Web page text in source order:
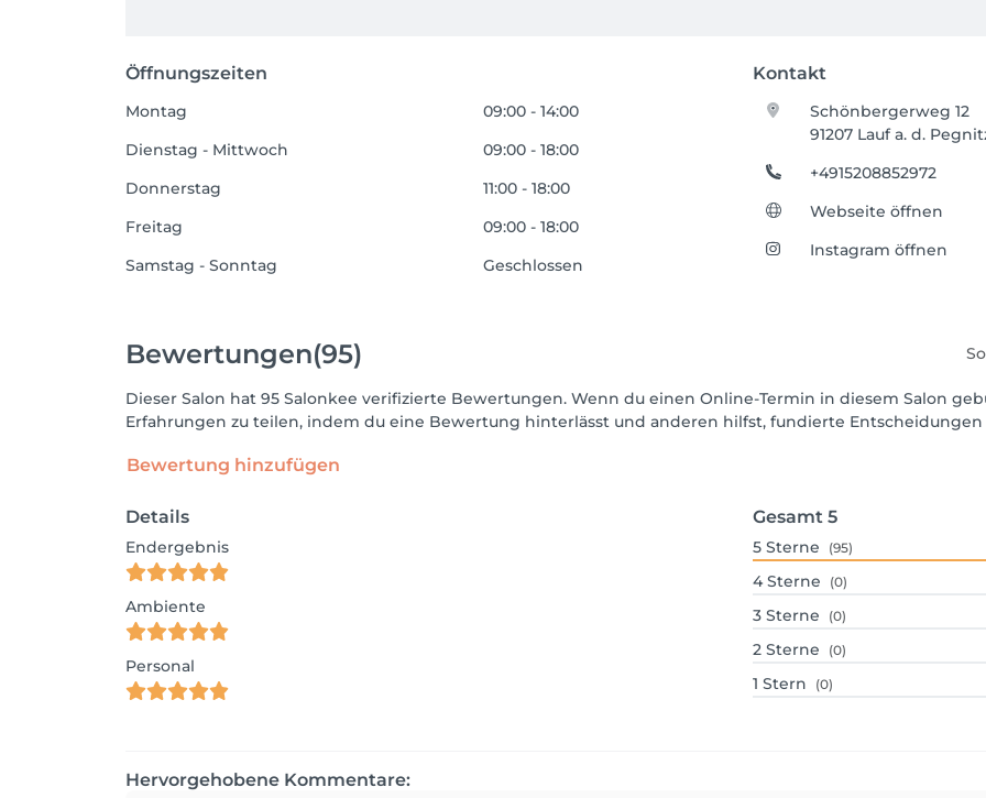
Öffnungszeiten Kontakt
Montag
09:00 - 14:00
Dienstag - Mittwoch
09:00 - 18:00
Donnerstag
11:00 - 18:00
Freitag
09:00 - 18:00
Samstag - Sonntag
Geschlossen
Schönbergerweg 12
91207 Lauf a. d.
+4915208852972
Webseite öffnen
Instagram öffnen
Bewertungen(95)
Dieser Salon hat 95 Salonkee verifizierte Bewertungen. Wenn du einen Online-Termin in diesem Salon
Erfahrungen zu teilen, indem du eine Bewertung hinterlässt und anderen hilfst, fundierte
Bewertung hinzufügen
Details
Endergebnis
Ambiente
Personal
Gesamt 5
5 Sterne (95)
4 Sterne (0)
3 Sterne (0)
2 Sterne (0)
1 Stern (0)
Hervorgehobene Kommentare: